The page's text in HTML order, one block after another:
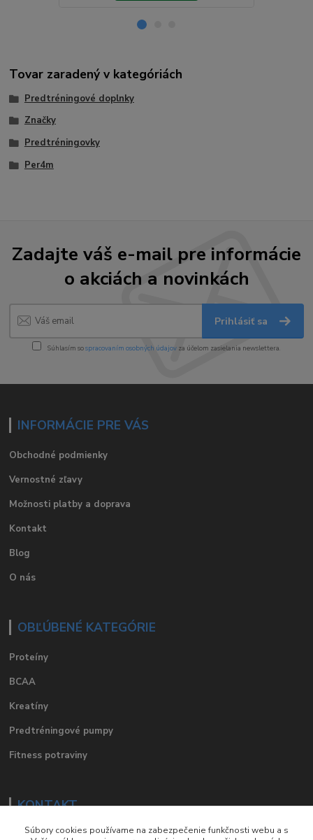
Tovar zaradený v kategóriách
Predtréningové doplnky
Značky
Predtréningovky
Per4m
Zadajte váš e-mail pre informácie
o akciách a novinkách
Prihlásiť sa
Súhlasím sospracovaním osobných údajov za účelom zasielania newslettera.
INFORMÁCIE PRE VÁS
Obchodné podmienky
Vernostné zľavy
Možnosti platby a doprava
Kontakt
Blog
O nás
OBĽÚBENÉ KATEGÓRIE
Proteíny
BCAA
Kreatíny
Predtréningové pumpy
Fitness potraviny
KONTAKT
e-mail:eshop@suplements.sk
Súbory cookies používame na zabezpečenie funkčnosti webu a s